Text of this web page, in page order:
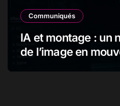
Communiqués
IA et montage : un
de l’image en